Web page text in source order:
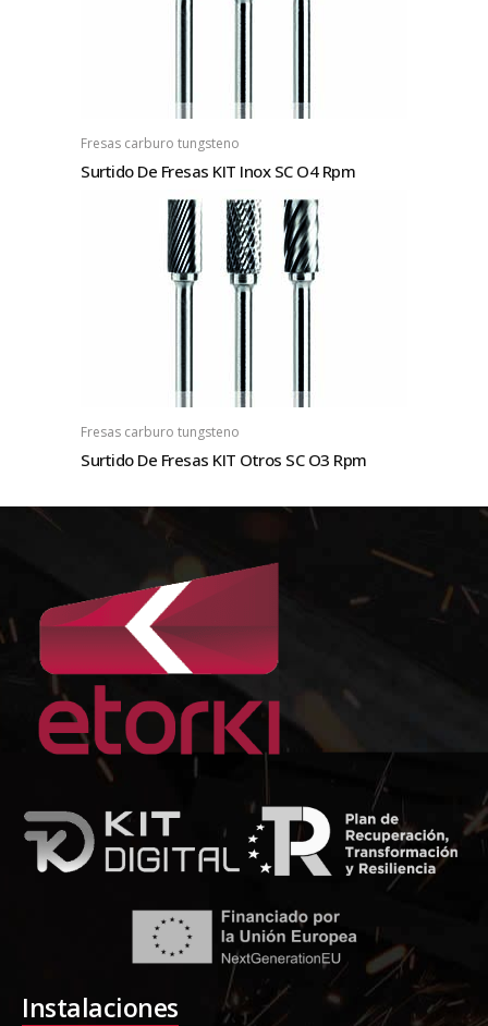
Fresas carburo tungsteno
Surtido De Fresas KIT Inox SC O4 Rpm
Fresas carburo tungsteno
Surtido De Fresas KIT Otros SC O3 Rpm
Instalaciones